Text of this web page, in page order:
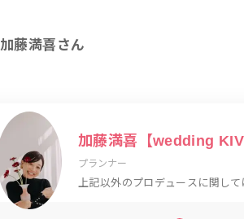
加藤満喜さん
加藤満喜【wedding KIVI
プランナー
上記以外のプロデュースに関し